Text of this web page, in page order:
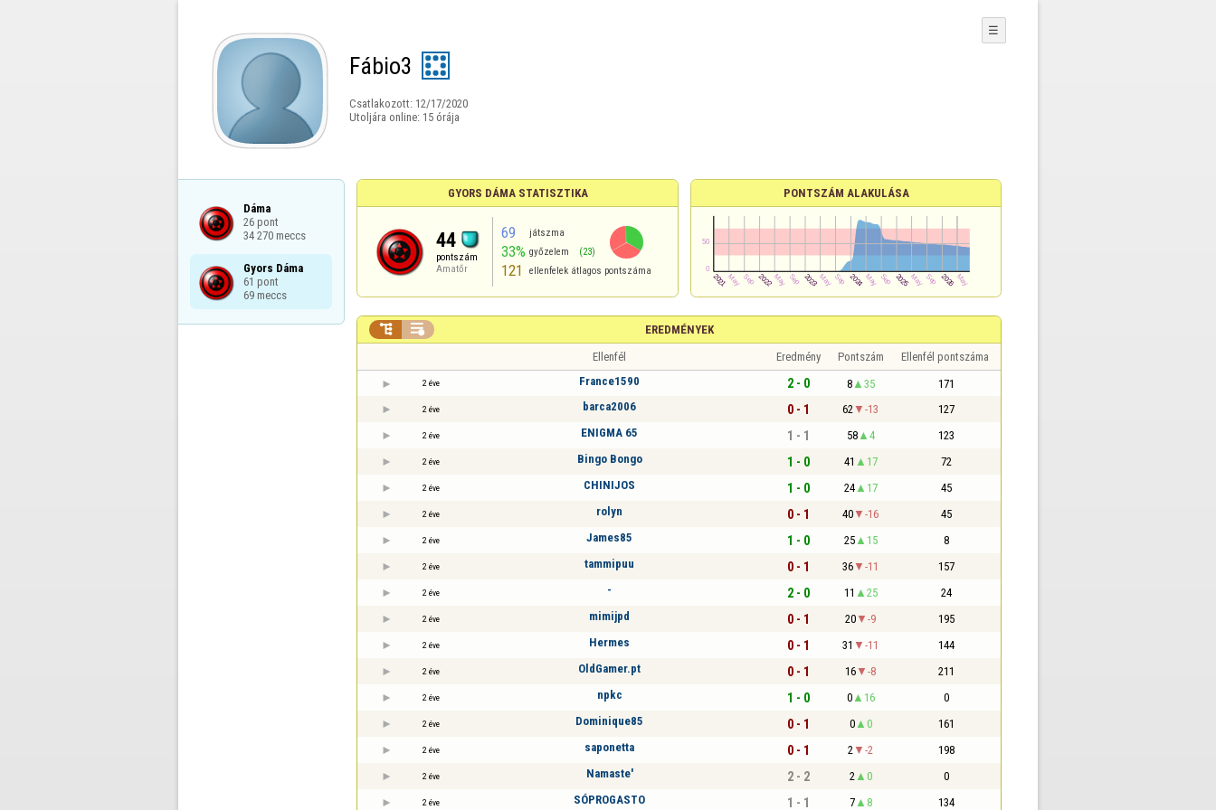
Fábio3
Csatlakozott: 12/17/2020
Utoljára online: 15 órája
☰
Dáma
26 pont
34 270 meccs
Gyors Dáma
61 pont
69 meccs
GYORS DÁMA STATISZTIKA
44
pontszám
Amatőr
69 játszma
33% győzelem (23)
121 ellenfelek átlagos pontszáma
PONTSZÁM ALAKULÁSA
EREDMÉNYEK
 
Ellenfél Eredmény Pontszám Ellenfél pontszáma
2 éve France1590 2 - 0 8 35 171
2 éve barca2006 0 - 1 62 -13 127
2 éve ENIGMA 65 1 - 1 58 4 123
2 éve Bingo Bongo 1 - 0 41 17 72
2 éve CHINIJOS 1 - 0 24 17 45
2 éve rolyn 0 - 1 40 -16 45
2 éve James85 1 - 0 25 15 8
2 éve tammipuu 0 - 1 36 -11 157
2 éve - 2 - 0 11 25 24
2 éve mimijpd 0 - 1 20 -9 195
2 éve Hermes 0 - 1 31 -11 144
2 éve OldGamer.pt 0 - 1 16 -8 211
2 éve npkc 1 - 0 0 16 0
2 éve Dominique85 0 - 1 0 0 161
2 éve saponetta 0 - 1 2 -2 198
2 éve Namaste' 2 - 2 2 0 0
2 éve SÓPROGASTO 1 - 1 7 8 134